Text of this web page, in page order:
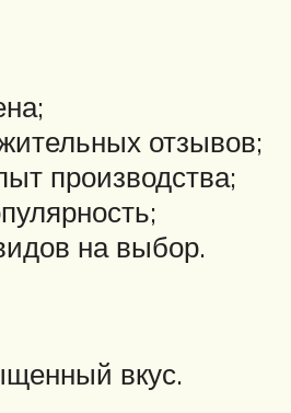
отзывов;
производства;
на выбор.
вкус.